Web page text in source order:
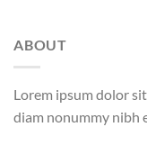
ABOUT
Lorem ipsum dolor
diam nonummy nibh